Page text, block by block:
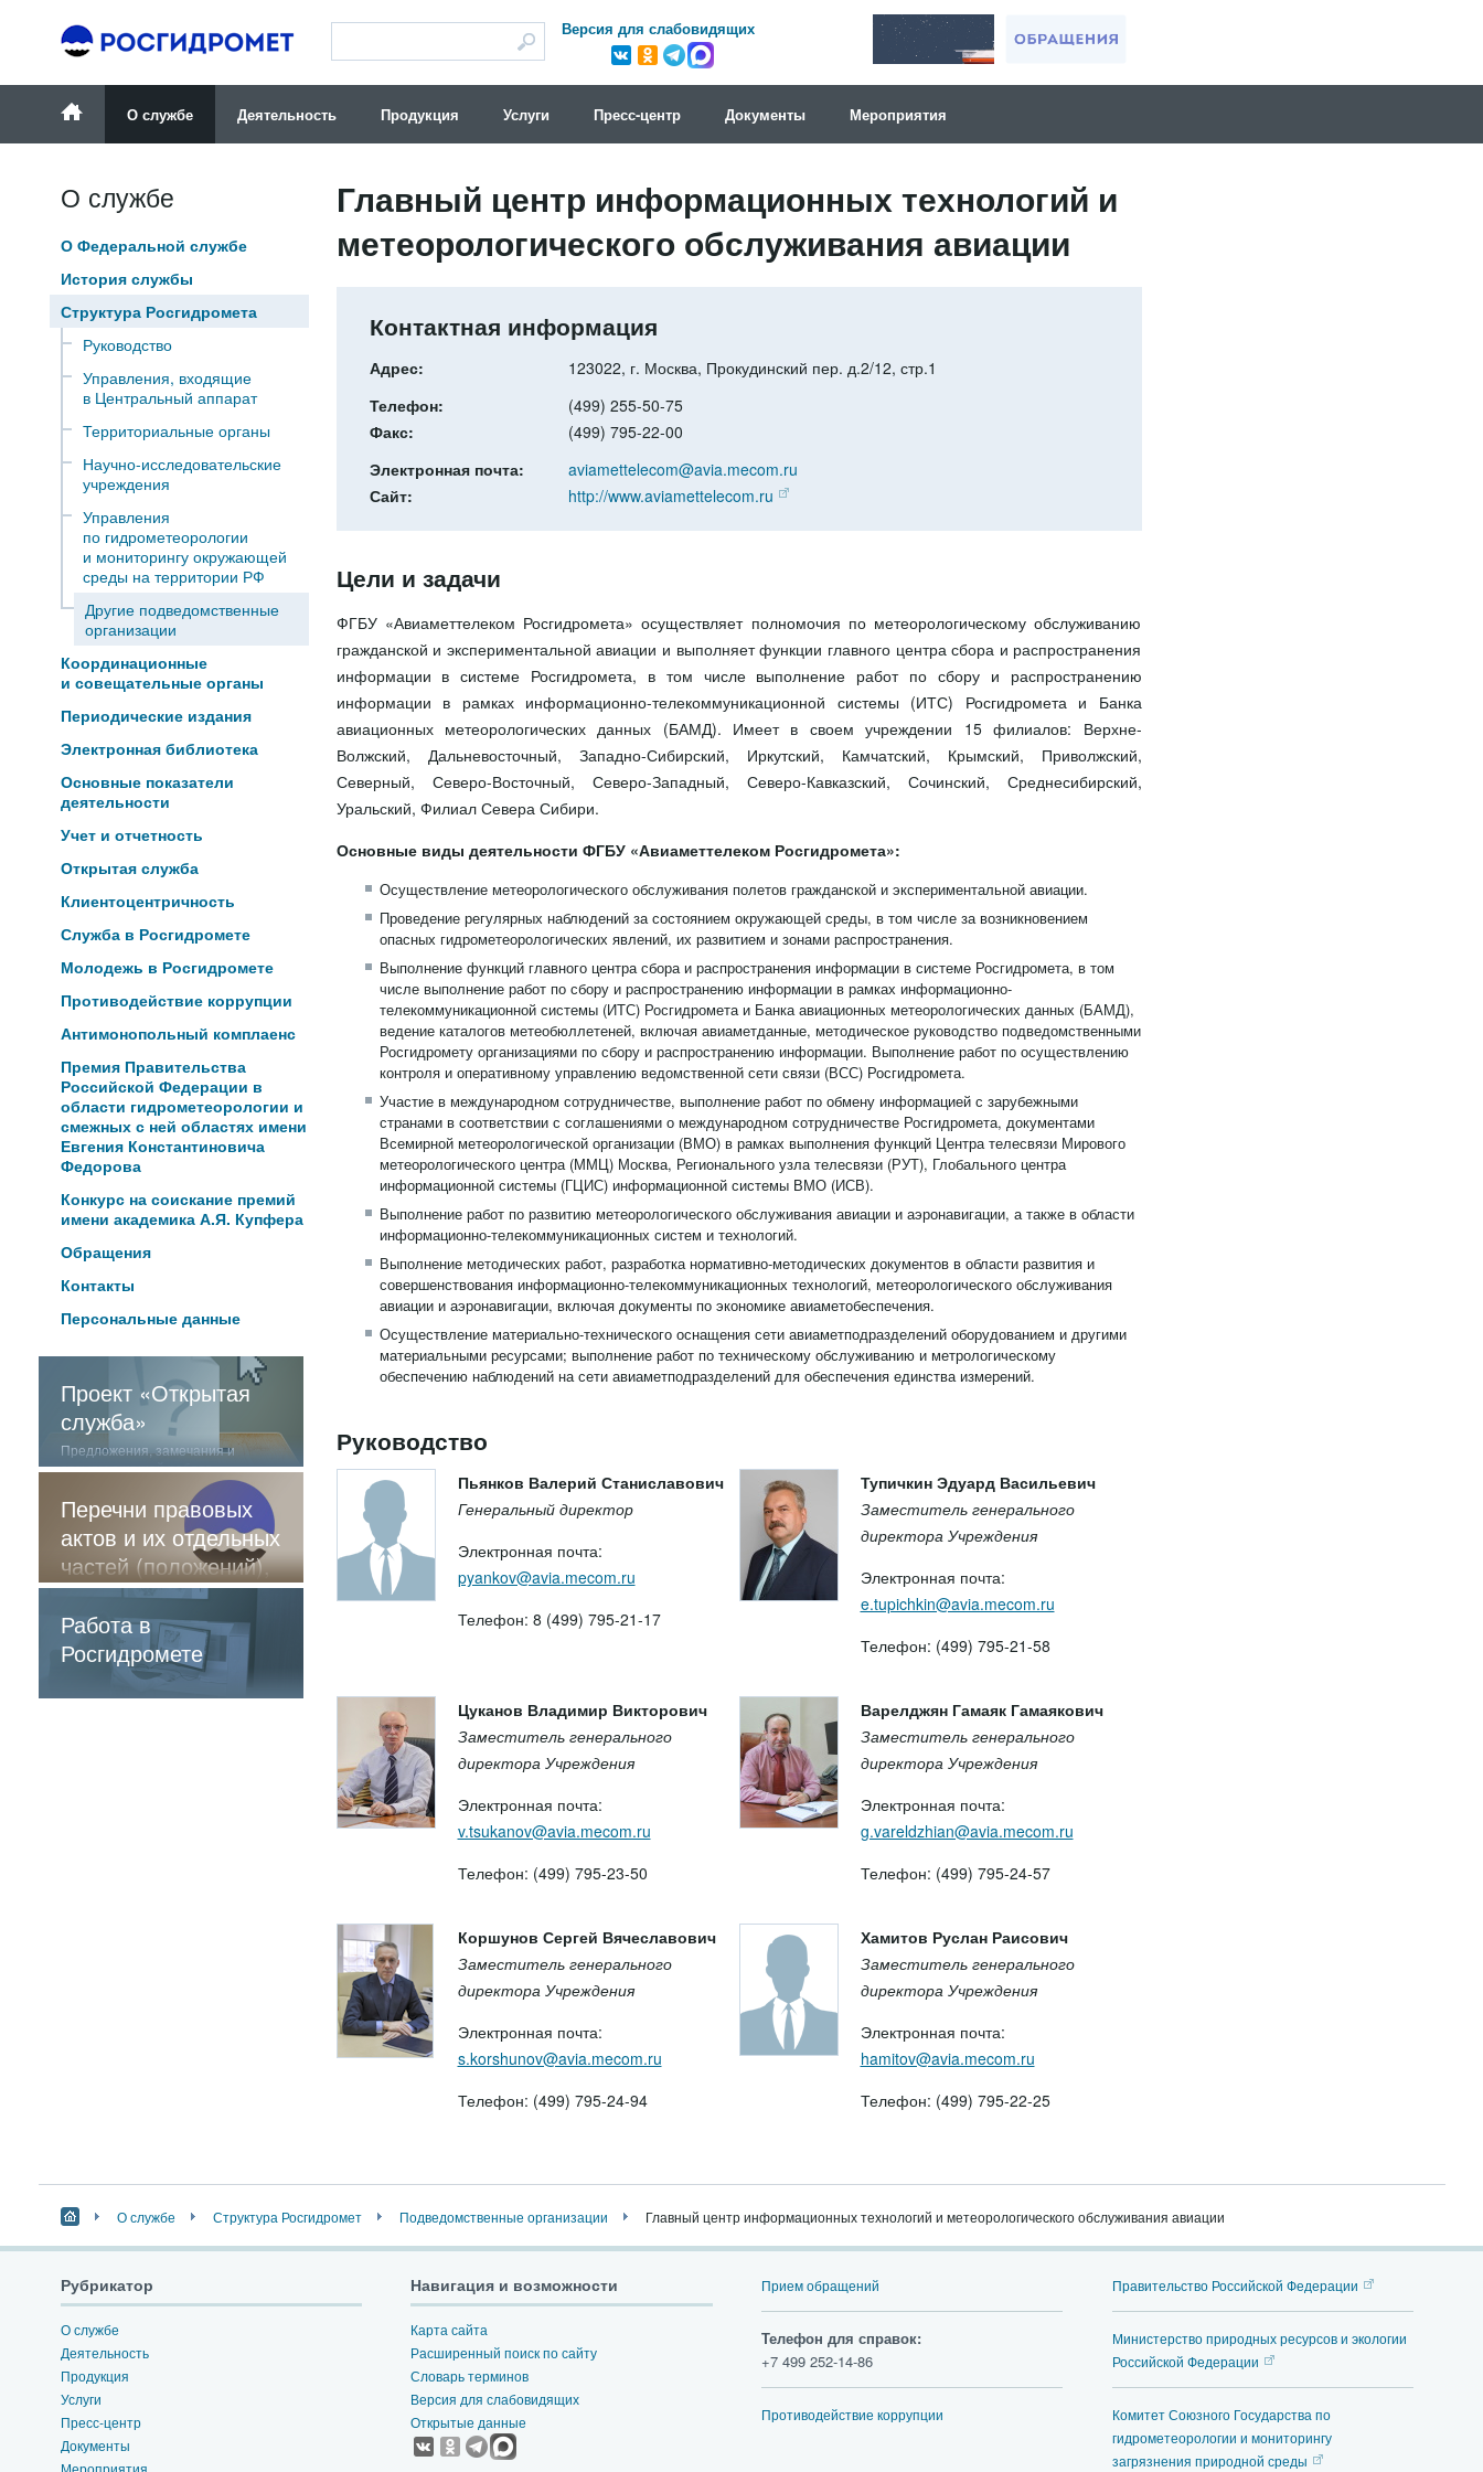
Версия для слабовидящих
О службе Деятельность Продукция Услуги Пресс-центр Документы Мероприятия
О службе
О Федеральной службе
История службы
Структура Росгидромета
Руководство
Управления, входящие
в Центральный аппарат
Территориальные органы
Научно-исследовательские
учреждения
Управления
по гидрометеорологии
и мониторингу окружающей
среды на территории РФ
Другие подведомственные
организации
Координационные
и совещательные органы
Периодические издания
Электронная библиотека
Основные показатели
деятельности
Учет и отчетность
Открытая служба
Клиентоцентричность
Служба в Росгидромете
Молодежь в Росгидромете
Противодействие коррупции
Антимонопольный комплаенс
Премия Правительства
Российской Федерации в
области гидрометеорологии и
смежных с ней областях имени
Евгения Константиновича
Федорова
Конкурс на соискание премий
имени академика А.Я. Купфера
Обращения
Контакты
Персональные данные
Проект «Открытая
служба»
Предложения, замечания и
отзывы о нашей работе
Перечни правовых
актов и их отдельных
частей (положений),
содержащие
обязательные
требования
Работа в
Росгидромете
Главный центр информационных технологий и
метеорологического обслуживания авиации
Контактная информация
Адрес:
123022, г. Москва, Прокудинский пер. д.2/12, стр.1
Телефон:
(499) 255-50-75
Факс:
(499) 795-22-00
Электронная почта:
aviamettelecom@avia.mecom.ru
Сайт:
http://www.aviamettelecom.ru
Цели и задачи
ФГБУ «Авиаметтелеком Росгидромета» осуществляет полномочия по метеорологическому обслуживанию
гражданской и экспериментальной авиации и выполняет функции главного центра сбора и распространения
информации в системе Росгидромета, в том числе выполнение работ по сбору и распространению
информации в рамках информационно-телекоммуникационной системы (ИТС) Росгидромета и Банка
авиационных метеорологических данных (БАМД). Имеет в своем учреждении 15 филиалов: Верхне-
Волжский, Дальневосточный, Западно-Сибирский, Иркутский, Камчатский, Крымский, Приволжский,
Северный, Северо-Восточный, Северо-Западный, Северо-Кавказский, Сочинский, Среднесибирский,
Уральский, Филиал Севера Сибири.
Основные виды деятельности ФГБУ «Авиаметтелеком Росгидромета»:
Осуществление метеорологического обслуживания полетов гражданcкой и экспериментальной авиации.
Проведение регулярных наблюдений за состоянием окружающей среды, в том числе за возникновением
опасных гидрометеорологических явлений, их развитием и зонами распространения.
Выполнение функций главного центра сбора и распространения информации в системе Росгидромета, в том
числе выполнение работ по сбору и распространению информации в рамках информационно-
телекоммуникационной системы (ИТС) Росгидромета и Банка авиационных метеорологических данных (БАМД),
ведение каталогов метеобюллетеней, включая авиаметданные, методическое руководство подведомственными
Росгидромету организациями по сбору и распространению информации. Выполнение работ по осуществлению
контроля и оперативному управлению ведомственной сети связи (ВСС) Росгидромета.
Участие в международном сотрудничестве, выполнение работ по обмену информацией с зарубежными
странами в соответствии с соглашениями о международном сотрудничестве Росгидромета, документами
Всемирной метеорологической организации (ВМО) в рамках выполнения функций Центра телесвязи Мирового
метеорологического центра (ММЦ) Москва, Регионального узла телесвязи (РУТ), Глобального центра
информационной системы (ГЦИС) информационной системы ВМО (ИСВ).
Выполнение работ по развитию метеорологического обслуживания авиации и аэронавигации, а также в области
информационно-телекоммуникационных систем и технологий.
Выполнение методических работ, разработка нормативно-методических документов в области развития и
совершенствования информационно-телекоммуникационных технологий, метеорологического обслуживания
авиации и аэронавигации, включая документы по экономике авиаметобеспечения.
Осуществление материально-технического оснащения сети авиаметподразделений оборудованием и другими
материальными ресурсами; выполнение работ по техническому обслуживанию и метрологическому
обеспечению наблюдений на сети авиаметподразделений для обеспечения единства измерений.
Руководство
Пьянков Валерий Станиславович
Генеральный директор
Электронная почта:
pyankov@avia.mecom.ru
Телефон: 8 (499) 795-21-17
Тупичкин Эдуард Васильевич
Заместитель генерального
директора Учреждения
Электронная почта:
e.tupichkin@avia.mecom.ru
Телефон: (499) 795-21-58
Цуканов Владимир Викторович
Заместитель генерального
директора Учреждения
Электронная почта:
v.tsukanov@avia.mecom.ru
Телефон: (499) 795-23-50
Варелджян Гамаяк Гамаякович
Заместитель генерального
директора Учреждения
Электронная почта:
g.vareldzhian@avia.mecom.ru
Телефон: (499) 795-24-57
Коршунов Сергей Вячеславович
Заместитель генерального
директора Учреждения
Электронная почта:
s.korshunov@avia.mecom.ru
Телефон: (499) 795-24-94
Хамитов Руслан Раисович
Заместитель генерального
директора Учреждения
Электронная почта:
hamitov@avia.mecom.ru
Телефон: (499) 795-22-25
О службе Структура Росгидромет Подведомственные организации Главный центр информационных технологий и метеорологического обслуживания авиации
Рубрикатор
О службе
Деятельность
Продукция
Услуги
Пресс-центр
Документы
Мероприятия
Навигация и возможности
Карта сайта
Расширенный поиск по сайту
Словарь терминов
Версия для слабовидящих
Открытые данные
Прием обращений
Телефон для справок:
+7 499 252-14-86
Противодействие коррупции
Правительство Российской Федерации
Министерство природных ресурсов и экологии
Российской Федерации
Комитет Союзного Государства по
гидрометеорологии и мониторингу
загрязнения природной среды